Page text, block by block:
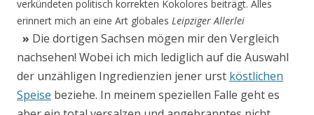
verkündeten politisch korrekten Kokolores beiträgt. Alles
erinnert mich an eine Art globales Leipziger Allerlei
» Die dortigen Sachsen mögen mir den Vergleich
nachsehen! Wobei ich mich lediglich auf die Auswahl
der unzähligen Ingredienzien jener urst köstlichen
Speise beziehe. In meinem speziellen Falle geht es